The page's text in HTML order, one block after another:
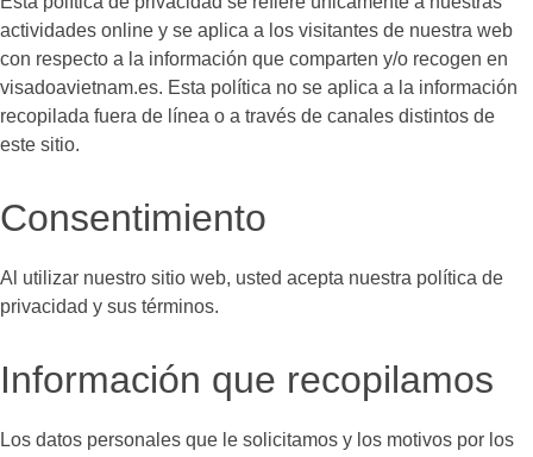
actividades online y se aplica a los visitantes de nuestra web
con respecto a la información que comparten y/o recogen en
visadoavietnam.es. Esta política no se aplica a la información
recopilada fuera de línea o a través de canales distintos de
este sitio.
Consentimiento
Al utilizar nuestro sitio web, usted acepta nuestra política de
privacidad y sus términos.
Información que recopilamos
Los datos personales que le solicitamos y los motivos por los